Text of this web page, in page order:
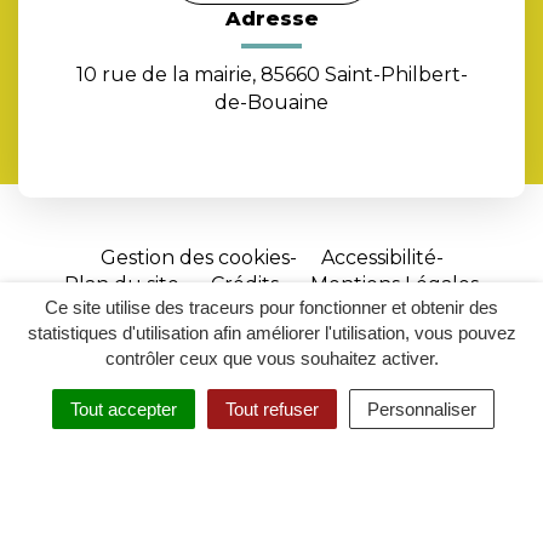
Ce site utilise des traceurs pour fonctionner et obtenir des
statistiques d'utilisation afin améliorer l'utilisation, vous pouvez
contrôler ceux que vous souhaitez activer.
Tout accepter Tout refuser Personnaliser
RECHERCHER
ACCESSIBILITÉ
Adresse
10 rue de la mairie, 85660 Saint-Philbert-
de-Bouaine
Gestion des cookies
Accessibilité
Plan du site
Crédits
Mentions Légales
Site
réalisé
par
Inovagora